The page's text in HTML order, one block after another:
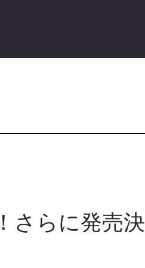
さらに発売決